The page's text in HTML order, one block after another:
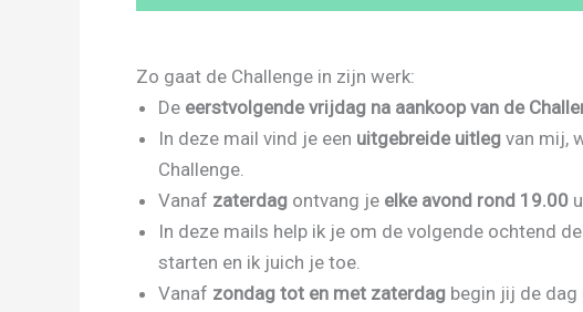
Zo gaat de Challenge in zijn werk:
De eerstvolgende vrijdag na aankoop van de
In deze mail vind je een uitgebreide uitleg van mij,
Challenge.
Vanaf zaterdag ontvang je elke avond rond 19.00
In deze mails help ik je om de volgende ochtend
starten en ik juich je toe.
Vanaf zondag tot en met zaterdag begin jij de